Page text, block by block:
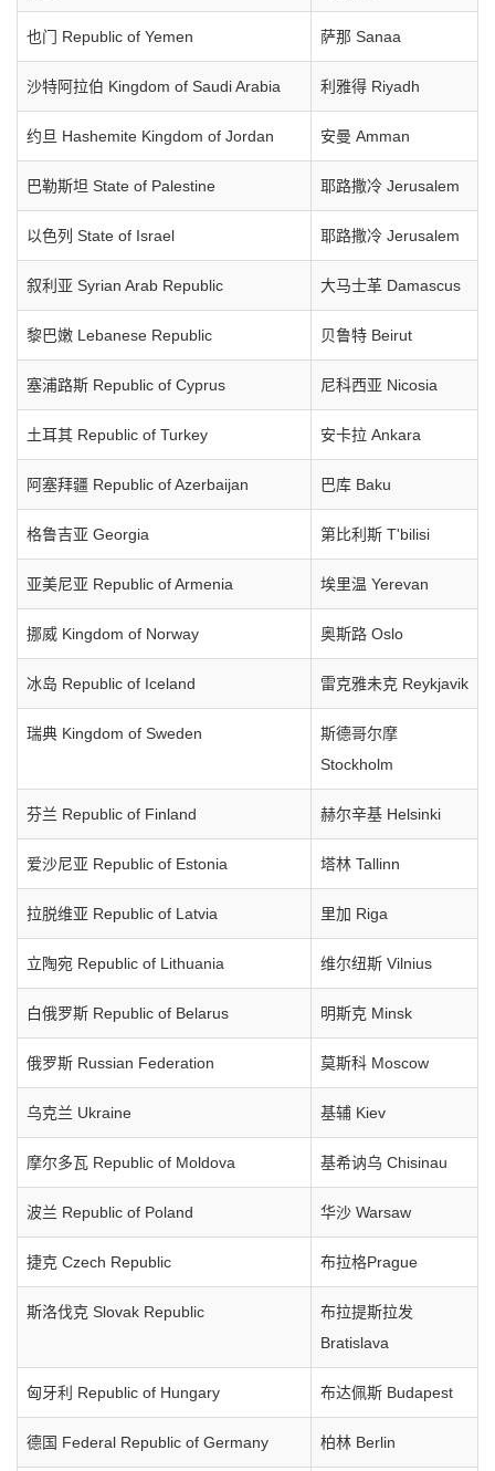
也门 Republic of Yemen 萨那 Sanaa
沙特阿拉伯 Kingdom of Saudi Arabia 利雅得 Riyadh
约旦 Hashemite Kingdom of Jordan 安曼 Amman
巴勒斯坦 State of Palestine 耶路撒冷 Jerusalem
以色列 State of Israel 耶路撒冷 Jerusalem
叙利亚 Syrian Arab Republic 大马士革 Damascus
黎巴嫩 Lebanese Republic 贝鲁特 Beirut
塞浦路斯 Republic of Cyprus 尼科西亚 Nicosia
土耳其 Republic of Turkey 安卡拉 Ankara
阿塞拜疆 Republic of Azerbaijan 巴库 Baku
格鲁吉亚 Georgia 第比利斯 T'bilisi
亚美尼亚 Republic of Armenia 埃里温 Yerevan
挪威 Kingdom of Norway 奥斯路 Oslo
冰岛 Republic of Iceland 雷克雅未克 Reykjavik
瑞典 Kingdom of Sweden
斯德哥尔摩
Stockholm
芬兰 Republic of Finland 赫尔辛基 Helsinki
爱沙尼亚 Republic of Estonia 塔林 Tallinn
拉脱维亚 Republic of Latvia 里加 Riga
立陶宛 Republic of Lithuania 维尔纽斯 Vilnius
白俄罗斯 Republic of Belarus 明斯克 Minsk
俄罗斯 Russian Federation 莫斯科 Moscow
乌克兰 Ukraine 基辅 Kiev
摩尔多瓦 Republic of Moldova 基希讷乌 Chisinau
波兰 Republic of Poland 华沙 Warsaw
捷克 Czech Republic 布拉格Prague
斯洛伐克 Slovak Republic
布拉提斯拉发
Bratislava
匈牙利 Republic of Hungary 布达佩斯 Budapest
德国 Federal Republic of Germany 柏林 Berlin